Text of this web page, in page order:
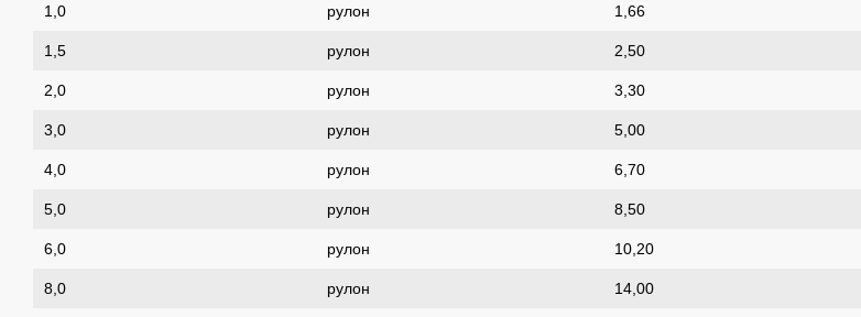
1,0 рулон 1,66
1,5 рулон 2,50
2,0 рулон 3,30
3,0 рулон 5,00
4,0 рулон 6,70
5,0 рулон 8,50
6,0 рулон 10,20
8,0 рулон 14,00